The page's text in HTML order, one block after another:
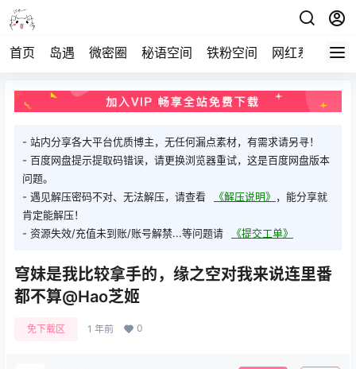
首页 岛遇 微密圈 秘语空间 铁粉空间 网红系列 打
- 站内分享各大平台优质博主，无任何漏点素材，有需求请另寻！
- 百度网盘提示提取码错误，请更换浏览器重试，这是百度网盘版本
问题。
- 遇见解压密码不对、无法解压，请查看
《解压说明》 ，能分享就
肯定能解压！
- 资源失效/充值未到账/账号解禁...等问题请
《提交工单》
穹妹是我比较拿手的，缘之空对我来说连里番
都不算@Hao芝姬
免下载区 1 年前 0